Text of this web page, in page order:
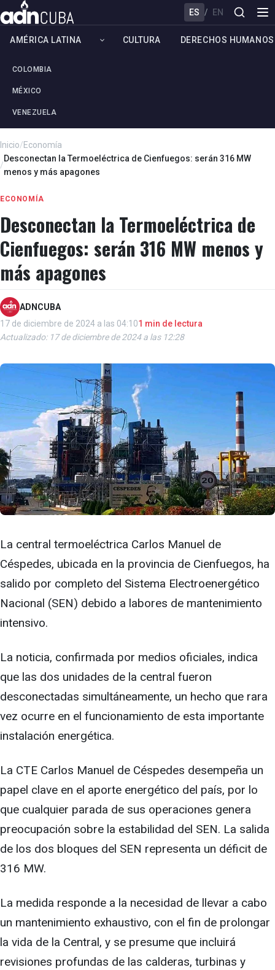
ES / EN
AMÉRICA LATINA
COLOMBIA
MÉXICO
VENEZUELA
CULTURA DERECHOS HUMANOS
Inicio/Economía
/
Desconectan la Termoeléctrica de Cienfuegos: serán 316 MW
menos y más apagones
ECONOMÍA
Desconectan la Termoeléctrica de
Cienfuegos: serán 316 MW menos y
más apagones
ADNCUBA
17 de diciembre de 2024 a las 04:101 min de lectura
Actualizado: 17 de diciembre de 2024 a las 12:28
La central termoeléctrica Carlos Manuel de
Céspedes, ubicada en la provincia de Cienfuegos, ha
salido por completo del Sistema Electroenergético
Nacional (SEN) debido a labores de mantenimiento
intensivo.
La noticia, confirmada por medios oficiales, indica
que las dos unidades de la central fueron
desconectadas simultáneamente, un hecho que rara
vez ocurre en el funcionamiento de esta importante
instalación energética.
La CTE Carlos Manuel de Céspedes desempeña un
papel clave en el aporte energético del país, por lo
que cualquier parada de sus operaciones genera
preocupación sobre la estabilidad del SEN. La salida
de los dos bloques del SEN representa un déficit de
316 MW.
La medida responde a la necesidad de llevar a cabo
un mantenimiento exhaustivo, con el fin de prolongar
la vida de la Central, y se presume que incluirá
revisiones profundas de las calderas, turbinas y